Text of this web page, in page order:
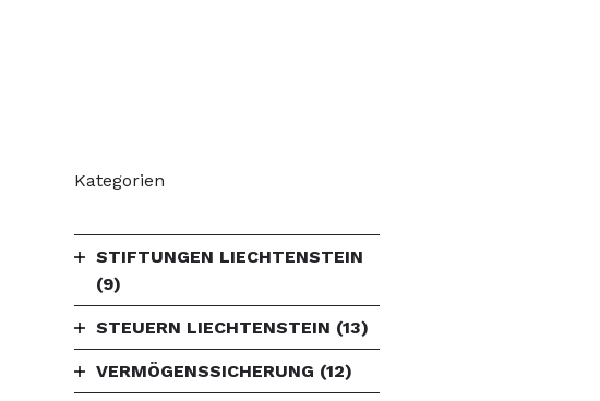
Kategorien
STIFTUNGEN LIECHTENSTEIN
(9)
STEUERN LIECHTENSTEIN (13)
VERMÖGENSSICHERUNG (12)